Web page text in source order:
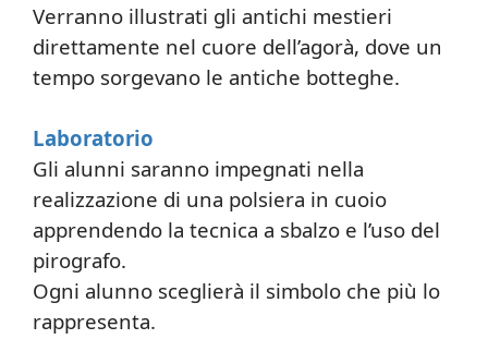
Verranno illustrati gli antichi mestieri
direttamente nel cuore dell’agorà, dove un
tempo sorgevano le antiche botteghe.
Laboratorio
Gli alunni saranno impegnati nella
realizzazione di una polsiera in cuoio
apprendendo la tecnica a sbalzo e l’uso del
pirografo.
Ogni alunno sceglierà il simbolo che più lo
rappresenta.